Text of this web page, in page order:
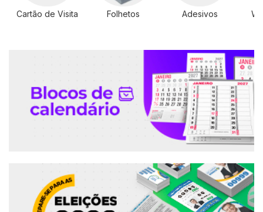
Cartão de Visita Folhetos Adesivos